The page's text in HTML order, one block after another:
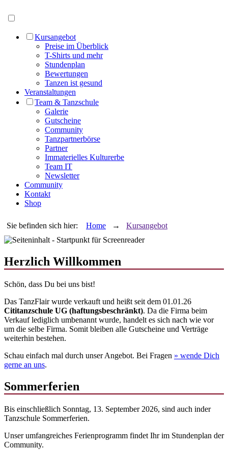
Kursangebot
Preise im Überblick
T-Shirts und mehr
Stundenplan
Bewertungen
Tanzen ist gesund
Veranstaltungen
Team & Tanzschule
Galerie
Gutscheine
Community
Tanzpartnerbörse
Partner
Immaterielles Kulturerbe
Team IT
Newsletter
Community
Kontakt
Shop
Sie befinden sich hier: Home → Kursangebot
Herzlich Willkommen
Schön, dass Du bei uns bist!
Das TanzFlair wurde verkauft und heißt seit dem 01.01.26
Cititanzschule UG (haftungsbeschränkt). Da die Firma beim
Verkauf lediglich umbenannt wurde, handelt es sich nach wie vor
um die selbe Firma. Somit bleiben alle Gutscheine und Verträge
weiterhin bestehen.
Schau einfach mal durch unser Angebot. Bei Fragen » wende Dich
gerne an uns.
Sommerferien
Bis einschließlich Sonntag, 13. September 2026, sind auch inder
Tanzschule Sommerferien.
Unser umfangreiches Ferienprogramm findet Ihr im Stundenplan der
Community.